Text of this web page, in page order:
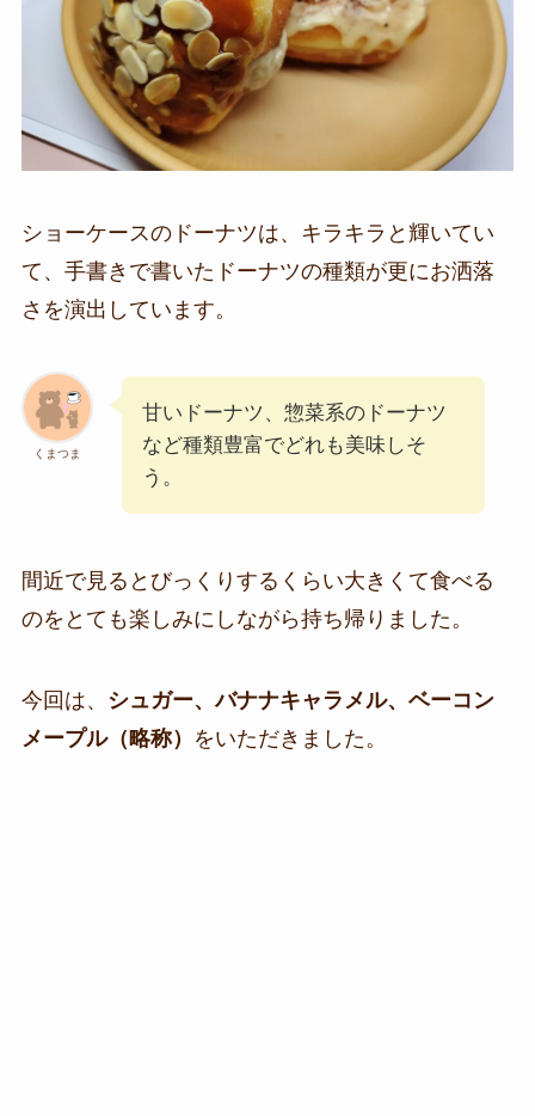
ショーケースのドーナツは、キラキラと輝いてい
て、手書きで書いたドーナツの種類が更にお洒落
さを演出しています。
くまつま
甘いドーナツ、惣菜系のドーナツ
など種類豊富でどれも美味しそ
う。
間近で見るとびっくりするくらい大きくて食べる
のをとても楽しみにしながら持ち帰りました。
今回は、 シュガー、バナナキャラメル、ベーコン
メープル（略称）
をいただきました。